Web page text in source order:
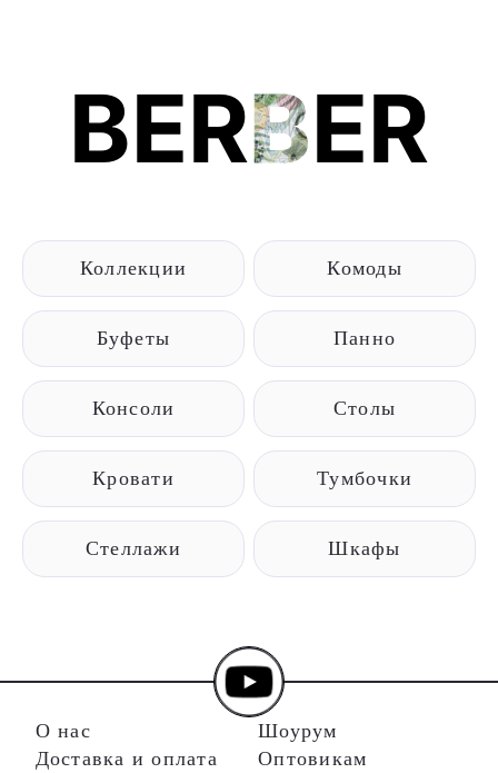
BERBER
Коллекции Комоды
Буфеты Панно
Консоли Столы
Кровати Тумбочки
Стеллажи Шкафы
О нас
Доставка и оплата
Шоурум
Оптовикам